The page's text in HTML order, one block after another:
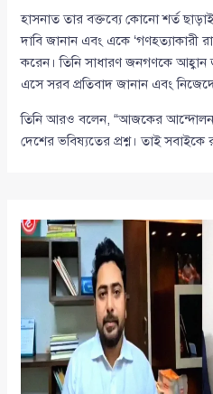
হাসনাত তার বক্তব্যে কোনো শর্ত
দাবি জানান এবং একে ‘গণহত্যাকারী
করেন। তিনি সাধারণ জনগণকে আহ্বান
এসে সরব প্রতিবাদ জানান এবং
তিনি আরও বলেন, “আজকের
দেশের ভবিষ্যতের প্রশ্ন। তাই